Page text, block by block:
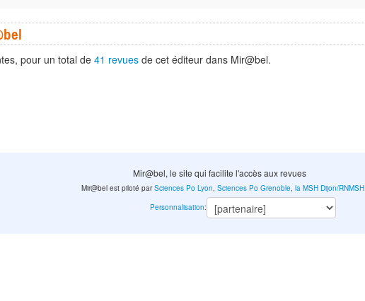
pour un total de41 revues de cet éditeur dans Mir@bel.
Mir@bel, le site qui facilite l'accès aux revues
Mir@bel est piloté parSciences Po Lyon,Sciences Po Grenoble,la MSH Dijon/RNMSH
Personnalisation: